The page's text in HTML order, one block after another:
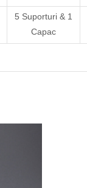
5 Suporturi & 1
Capac